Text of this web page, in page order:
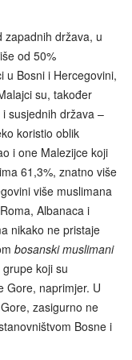
zapadnih država, u
od 50%
u Bosni i Hercegovini,
su, također
susjednih država –
koristio oblik
i one Malezijce koji
61,3%, znatno više
više muslimana
Albanaca i
nikako ne pristaje
bosanski muslimani
koji su
Gore, naprimjer. U
zasigurno ne
Bosne i